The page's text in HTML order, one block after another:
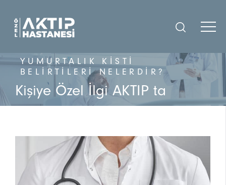
YUMURTALIK KISTI
BELIRTILERI NELERDIR?
Kişiye Özel İlgi AKTIP ta